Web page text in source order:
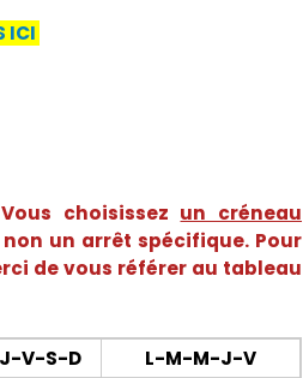
ICI
choisissez un créneau
un arrêt spécifique. Pour
de vous référer au tableau
V-S-D L-M-M-J-V